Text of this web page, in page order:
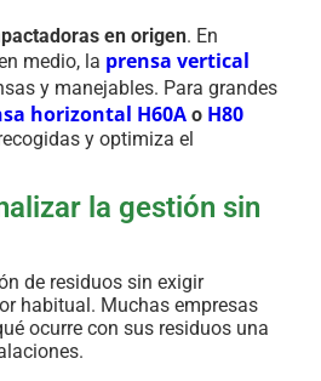
en origen. En
medio, la prensa vertical
y manejables. Para grandes
horizontal H60A o H80
y optimiza el
la gestión sin
de residuos sin exigir
habitual. Muchas empresas
ocurre con sus residuos una